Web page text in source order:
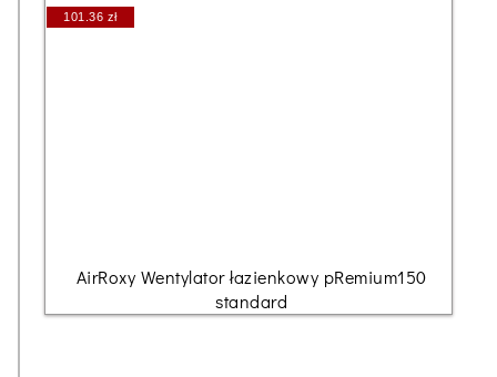
101.36 zł
AirRoxy Wentylator łazienkowy pRemium150
standard